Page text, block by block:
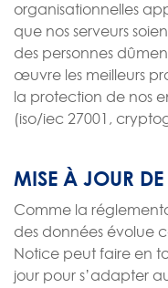
organisationnelles
que nos serveurs
des personnes
œuvre les meilleurs
la protection de nos
(iso/iec 27001,
MISE À JOUR
Comme la
des données évolue
Notice peut faire en
jour pour s’adapter